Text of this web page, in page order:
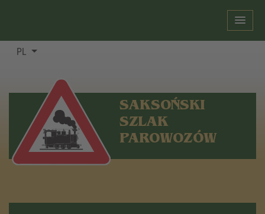
PL
SAKSOŃSKI
SZLAK
PAROWOZÓW